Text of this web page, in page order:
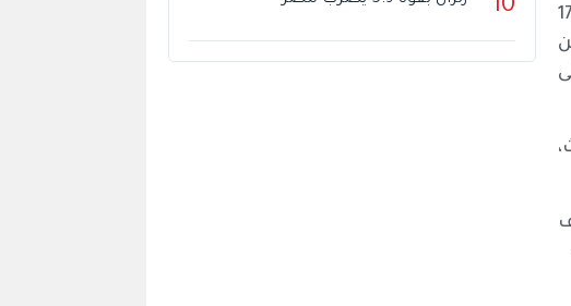
اليوم العالمي للاجئين، إلى ارتقاء أكثر من 171
بين
10